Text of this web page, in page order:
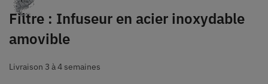
Filtre : Infuseur en acier inoxydable
amovible
Livraison 3 à 4 semaines